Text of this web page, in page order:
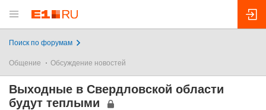
Поиск по форумам
Общение Обсуждение новостей
Выходные в Свердловской области
будут теплыми